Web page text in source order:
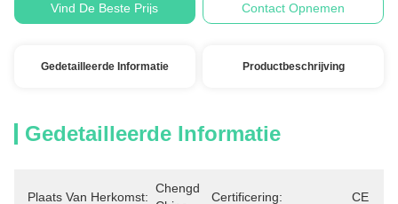
Vind De Beste Prijs Contact Opnemen
Gedetailleerde Informatie Productbeschrijving
Gedetailleerde Informatie
Plaats Van Herkomst:
Chengdu,
Certificering: CE